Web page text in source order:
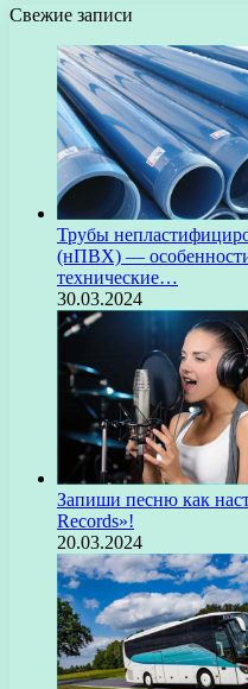
Свежие записи
Трубы
(нПВХ) —
технические…
30.03.2024
Запиши песню как
Records»!
20.03.2024